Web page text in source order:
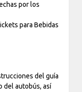
por los
para Bebidas
del guía
del autobús, así